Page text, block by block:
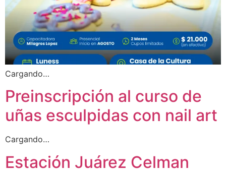
Cargando…
Preinscripción al curso de
uñas esculpidas con nail art
Cargando…
Estación Juárez Celman